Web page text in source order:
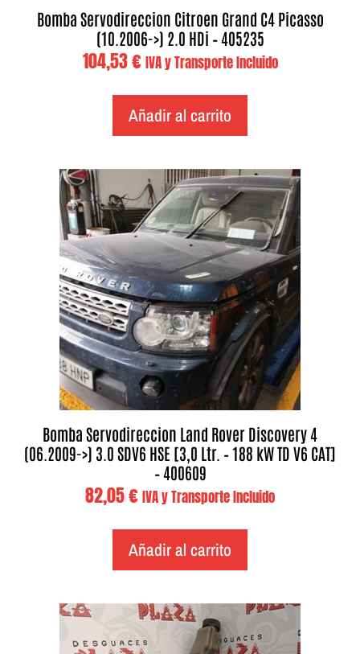
Bomba Servodireccion Citroen Grand C4 Picasso
(10.2006->) 2.0 HDi – 405235
104,53€ IVA y Transporte Incluido
Añadir al carrito
Bomba Servodireccion Land Rover Discovery 4
(06.2009->) 3.0 SDV6 HSE [3,0 Ltr. – 188 kW TD V6 CAT]
– 400609
82,05€ IVA y Transporte Incluido
Añadir al carrito